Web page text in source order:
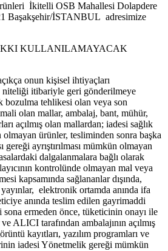
İkitelli OSB Mahallesi Dolapdere
Başakşehir/İSTANBUL adresimize
KULLANILAMAYACAK
onun kişisel ihtiyaçları
niteliği itibariyle geri gönderilmeye
bozulma tehlikesi olan veya son
olan mallar, ambalaj, bant, mühür,
açılmış olan mallardan; iadesi sağlık
olmayan ürünler, tesliminden sonra başka
gereği ayrıştırılması mümkün olmayan
dalgalanmalara bağlı olarak
kontrolünde olmayan mal veya
kapsamında sağlananlar dışında,
elektronik ortamda anında ifa
anında teslim edilen gayrimaddi
sona ermeden önce, tüketicinin onayı ile
ALICI tarafından ambalajının açılmış
kayıtları, yazılım programları ve
iadesi Yönetmelik gereği mümkün